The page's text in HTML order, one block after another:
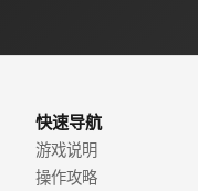
快速导航
游戏说明
操作攻略